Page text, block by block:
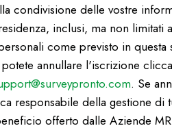
condivisione delle vostre
inclusi, ma non
come previsto in
annullare l'iscrizione
. Se
responsabile della gestione
offerto dalle Aziende MR